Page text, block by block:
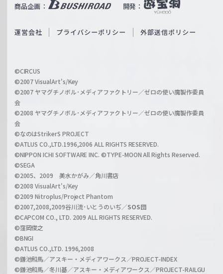
ß
c
a
r
z
商品企画： 開発：
b
O
i
l
h
a
n
l
運営会社 プライバシーポリシー 外部送信ポリシー
©CIRCUS
©2007 VisualArt's/Key
©2007 ヤマグチノボル･メディアファクトリー／ゼロの使い魔製作委員
会
©2008 ヤマグチノボル･メディアファクトリー／ゼロの使い魔製作委員
会
©なのはStrikerS PROJECT
©ATLUS CO.,LTD.1996,2006 ALL RIGHTS RESERVED.
©NIPPON ICHI SOFTWARE INC. ©TYPE-MOON All Rights Reserved.
©SEGA
©2005、2009 美水かがみ／角川書店
©2008 VisualArt's/Key
©2009 Nitroplus/Project Phantom
©2007,2008,2009谷川流･いとうのいぢ／SOS団
©CAPCOM CO., LTD. 2009 ALL RIGHTS RESERVED.
©窪岡俊之
©BNGI
©ATLUS CO.,LTD. 1996,2008
©鎌池和馬／アスキー・メディアワークス／PROJECT-INDEX
©鎌池和馬／冬川基／アスキー・メディアワークス／PROJECT-RAILGU